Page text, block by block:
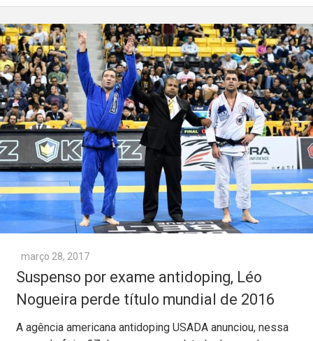
março 28, 2017
Suspenso por exame antidoping, Léo
Nogueira perde título mundial de 2016
A agência americana antidoping USADA anunciou, nessa